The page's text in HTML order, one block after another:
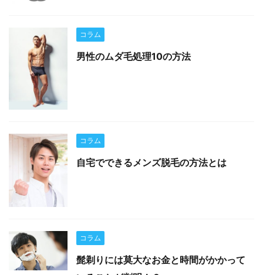
コラム
男性のムダ毛処理10の方法
コラム
自宅でできるメンズ脱毛の方法とは
コラム
髭剃りには莫大なお金と時間がかかって